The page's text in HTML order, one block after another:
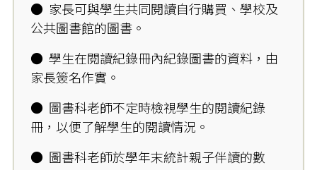
● 家長可與學生共同閱讀自行購買、學校及
公共圖書館的圖書。
● 學生在閱讀紀錄冊內紀錄圖書的資料，由
家長簽名作實。
● 圖書科老師不定時檢視學生的閱讀紀錄
冊，以便了解學生的閱讀情況。
● 圖書科老師於學年末統計親子伴讀的數